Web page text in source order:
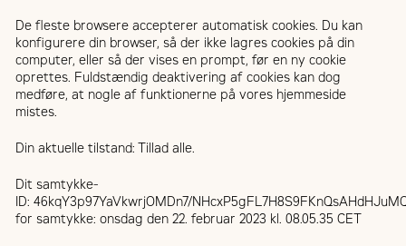
De fleste browsere accepterer automatisk cookies. Du kan
konfigurere din browser, så der ikke lagres cookies på din
computer, eller så der vises en prompt, før en ny cookie
oprettes. Fuldstændig deaktivering af cookies kan dog
medføre, at nogle af funktionerne på vores hjemmeside
mistes.
Din aktuelle tilstand: Tillad alle.
Dit samtykke-
ID: 46kqY3p97YaVkwrjOMDn7/
for samtykke: onsdag den 22. februar 2023 kl. 08.05.35 CET